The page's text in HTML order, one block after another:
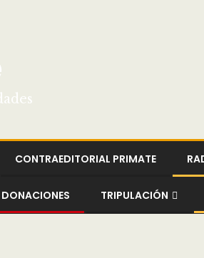
CONTRAEDITORIAL PRIMATE
DONACIONES TRIPULACIÓN